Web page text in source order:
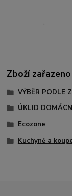
Zboží
VÝBĚR PODLE
ÚKLID
Ecozone
Kuchyně a